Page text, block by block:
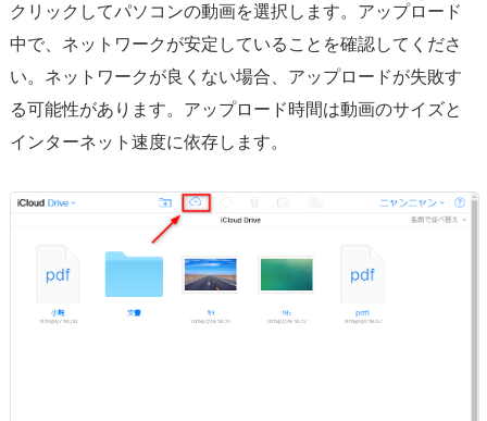
クリックしてパソコンの動画を選択します。アップロード
中で、ネットワークが安定していることを確認してくださ
い。ネットワークが良くない場合、アップロードが失敗す
る可能性があります。アップロード時間は動画のサイズと
インターネット速度に依存します。